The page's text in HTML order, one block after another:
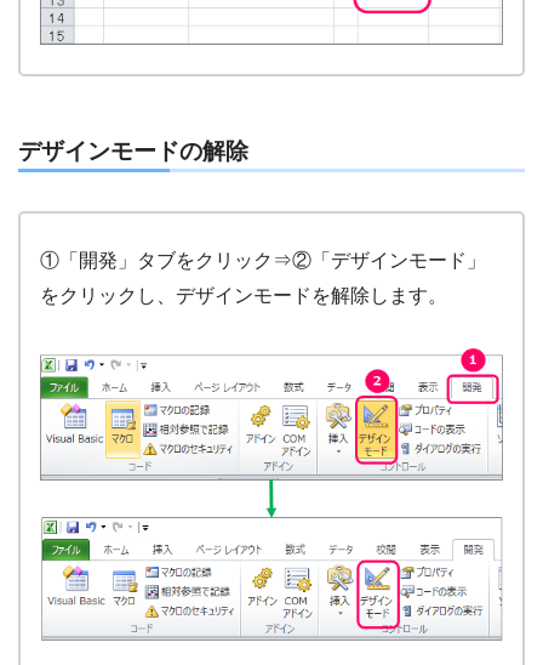
デザインモードの解除
①「開発」タブをクリック⇒②「デザインモード」
をクリックし、デザインモードを解除します。